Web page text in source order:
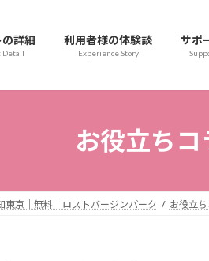
詳細
Detail
利用者様の体験談
Experience Story
サポ
お役立ちコ
京｜無料｜ロストバージンパーク お役立